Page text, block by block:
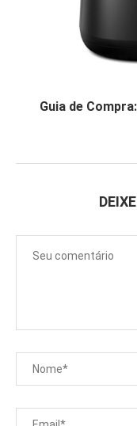
Guia de